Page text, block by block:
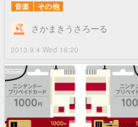
音楽 その他
2013.9.4 Wed 18:20
さかまきうさろーる